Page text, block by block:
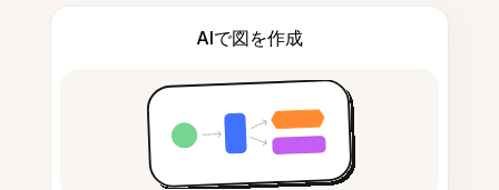
AIで図を作成